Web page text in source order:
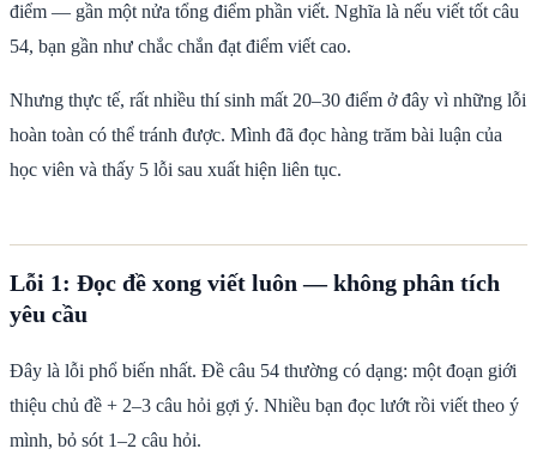
điểm — gần một nửa tổng điểm phần viết. Nghĩa là nếu viết tốt câu
54, bạn gần như chắc chắn đạt điểm viết cao.
Nhưng thực tế, rất nhiều thí sinh mất 20–30 điểm ở đây vì những lỗi
hoàn toàn có thể tránh được. Mình đã đọc hàng trăm bài luận của
học viên và thấy 5 lỗi sau xuất hiện liên tục.
Lỗi 1: Đọc đề xong viết luôn — không phân tích
yêu cầu
Đây là lỗi phổ biến nhất. Đề câu 54 thường có dạng: một đoạn giới
thiệu chủ đề + 2–3 câu hỏi gợi ý. Nhiều bạn đọc lướt rồi viết theo ý
mình, bỏ sót 1–2 câu hỏi.